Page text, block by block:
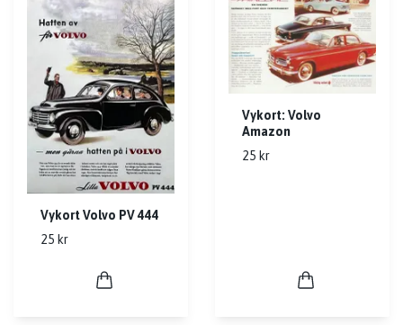
Vykort Volvo PV 444
25 kr
Vykort: Volvo
Amazon
25 kr